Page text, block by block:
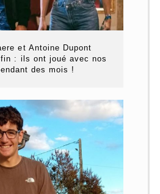
et Antoine Dupont
: ils ont joué avec nos
des mois !